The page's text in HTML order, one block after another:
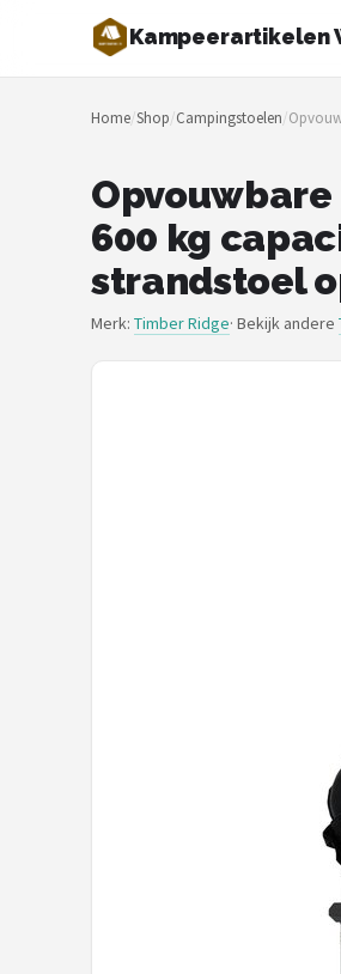
Kampeerartikelen
Zoeken
NAVIGATIE
Merken
Blog
Home/Shop/Campingstoelen/
600 kg
strandstoel
Merk: Timber Ridge· Bekijk andere